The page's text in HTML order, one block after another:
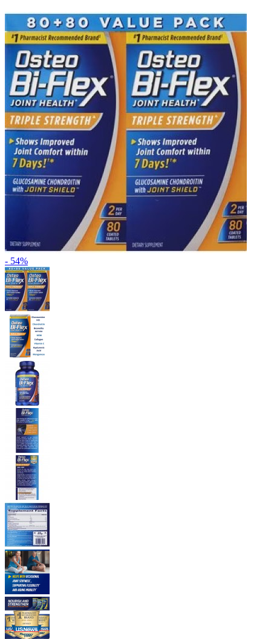
- 54%